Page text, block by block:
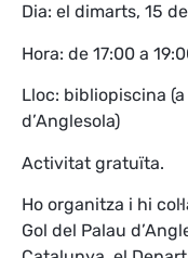
Dia: el dimarts, 15
Hora: de 17:00 a
Lloc: bibliopiscina
d’Anglesola)
Activitat gratuïta.
Ho organitza i hi
Gol del Palau